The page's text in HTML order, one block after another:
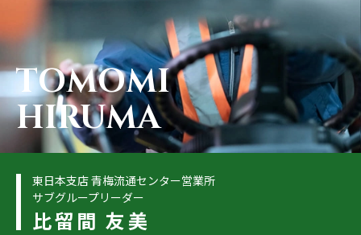
TOMOMI
HIRUMA
東日本支店 青梅流通センター営業所
サブグループリーダー
比留間 友美